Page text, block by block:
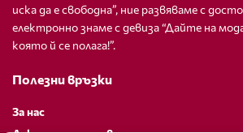
иска да е свободна”, ние развяваме с
електронно знаме с девиза “Дайте на
която й се полага!”.
Полезни връзки
За нас